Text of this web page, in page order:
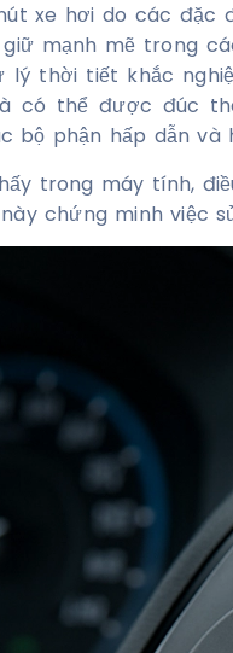
xe hơi do các đặc
mạnh mẽ trong
lý thời tiết khắc
có thể được đúc
bộ phận hấp dẫn và
trong máy tính,
chứng minh việc